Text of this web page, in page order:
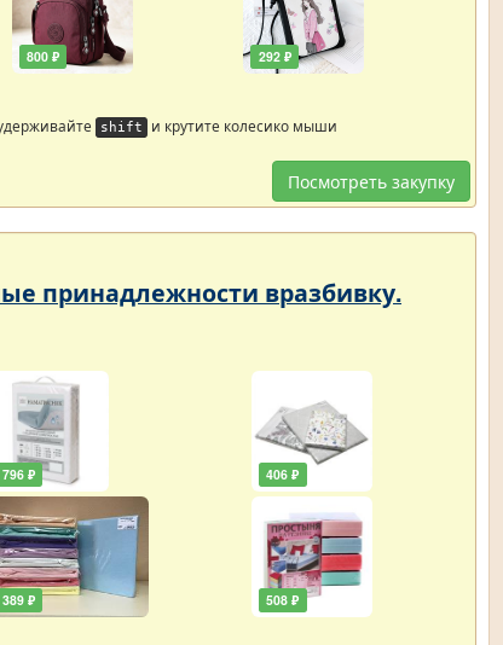
800 ₽ 292 ₽
shift и крутите колесико мыши
Посмотреть закупку
принадлежности вразбивку.
796 ₽
389 ₽
406 ₽
508 ₽